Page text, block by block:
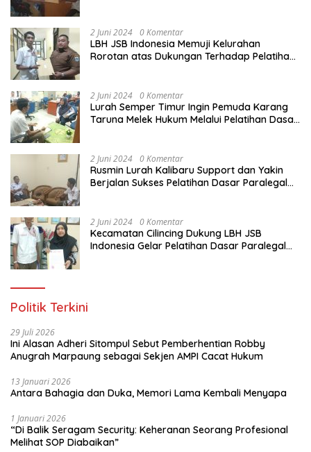
2 Juni 2024 0 Komentar
LBH JSB Indonesia Memuji Kelurahan
Rorotan atas Dukungan Terhadap Pelatihan
2 Juni 2024 0 Komentar
Lurah Semper Timur Ingin Pemuda Karang
Taruna Melek Hukum Melalui Pelatihan Dasar
2 Juni 2024 0 Komentar
Rusmin Lurah Kalibaru Support dan Yakin
Berjalan Sukses Pelatihan Dasar Paralegal
2 Juni 2024 0 Komentar
Kecamatan Cilincing Dukung LBH JSB
Indonesia Gelar Pelatihan Dasar Paralegal
Politik Terkini
29 Juli 2026
Ini Alasan Adheri Sitompul Sebut Pemberhentian Robby
Anugrah Marpaung sebagai Sekjen AMPI Cacat Hukum
13 Januari 2026
Antara Bahagia dan Duka, Memori Lama Kembali Menyapa
1 Januari 2026
“Di Balik Seragam Security: Keheranan Seorang Profesional
Melihat SOP Diabaikan”